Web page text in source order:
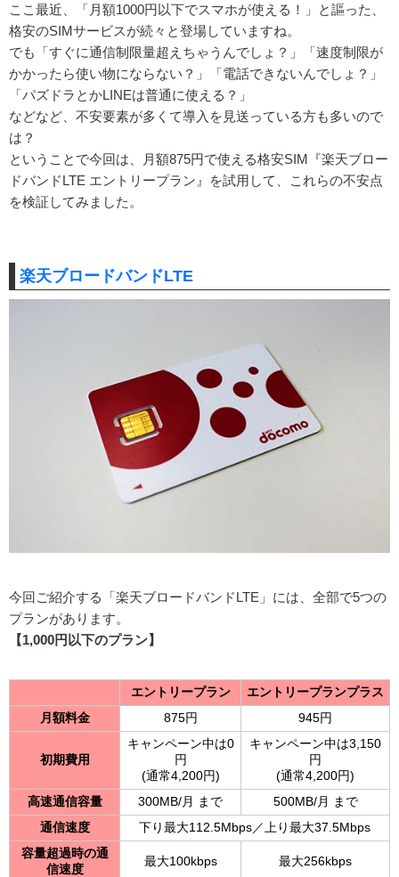
ここ最近、「月額1000円以下でスマホが使える！」と謳った、
格安のSIMサービスが続々と登場していますね。
でも「すぐに通信制限量超えちゃうんでしょ？」「速度制限が
かかったら使い物にならない？」「電話できないんでしょ？」
「パズドラとかLINEは普通に使える？」
などなど、不安要素が多くて導入を見送っている方も多いので
は？
ということで今回は、月額875円で使える格安SIM『楽天ブロー
ドバンドLTE エントリープラン』を試用して、これらの不安点
を検証してみました。
楽天ブロードバンドLTE
今回ご紹介する「楽天ブロードバンドLTE」には、全部で5つの
プランがあります。
【1,000円以下のプラン】
エントリープラン
エントリープランプラス
月額料金
875円 945円
初期費用
キャンペーン中は0
円
(通常4,200円)
キャンペーン中は3,150
円
(通常4,200円)
高速通信容量
300MB/月 まで
500MB/月 まで
通信速度
下り最大112.5Mbps／上り最大37.5Mbps
容量超過時の通
信速度
最大100kbps 最大256kbps